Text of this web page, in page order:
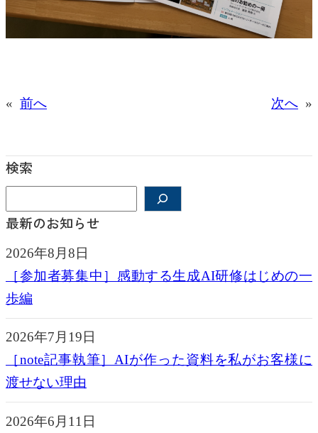
« 前へ 次へ »
検索
索
最新のお知らせ
2026年8月8日
［参加者募集中］感動する生成AI研修はじめの一
歩編
2026年7月19日
［note記事執筆］AIが作った資料を私がお客様に
渡せない理由
2026年6月11日